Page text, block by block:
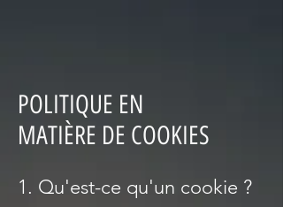
POLITIQUE EN
MATIÈRE DE COOKIES
1. Qu'est-ce qu'un cookie ?